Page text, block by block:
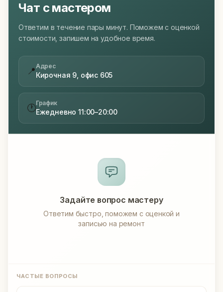
Чат с мастером
Ответим в течение пары минут. Поможем с оценкой
стоимости, запишем на удобное время.
📍Адрес
Кирочная 9, офис 605
🕐График
Ежедневно 11:00–20:00
Задайте вопрос мастеру
Ответим быстро, поможем с оценкой и
записью на ремонт
ЧАСТЫЕ ВОПРОСЫ